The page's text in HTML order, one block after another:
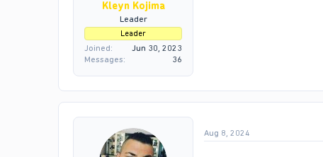
Kleyn Kojima
Leader
Leader
Joined
Jun 30, 2023
Messages
36
Aug 8, 2024